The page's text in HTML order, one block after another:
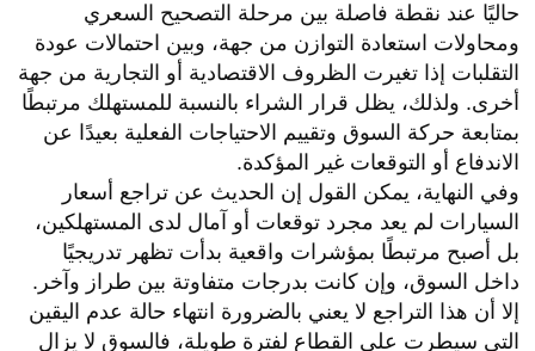
حاليًا عند نقطة فاصلة بين مرحلة التصحيح السعري
ومحاولات استعادة التوازن من جهة، وبين احتمالات عودة
التقلبات إذا تغيرت الظروف الاقتصادية أو التجارية من جهة
أخرى. ولذلك، يظل قرار الشراء بالنسبة للمستهلك مرتبطًا
بمتابعة حركة السوق وتقييم الاحتياجات الفعلية بعيدًا عن
الاندفاع أو التوقعات غير المؤكدة.
وفي النهاية، يمكن القول إن الحديث عن تراجع أسعار
السيارات لم يعد مجرد توقعات أو آمال لدى المستهلكين،
بل أصبح مرتبطًا بمؤشرات واقعية بدأت تظهر تدريجيًا
داخل السوق، وإن كانت بدرجات متفاوتة بين طراز وآخر.
إلا أن هذا التراجع لا يعني بالضرورة انتهاء حالة عدم اليقين
التي سيطرت على القطاع لفترة طويلة، فالسوق لا يزال